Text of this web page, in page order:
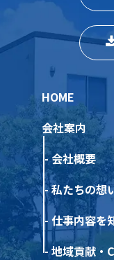
HOME
会社案内
会社概要
私たちの想
仕事内容を
地域貢献・